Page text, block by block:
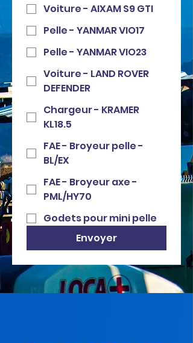
Voiture - AIXAM S9 GTI
Pelle - YANMAR VIO17
Pelle - YANMAR VIO23
Voiture - LAND ROVER
DEFENDER
Chargeur - KRAMER
KL18.5
FAE - Broyeur pelle -
BL/EX
FAE - Broyeur axe -
PML/HY70
Godets pour mini pelle
Envoyer